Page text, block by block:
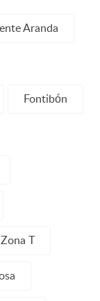
Aranda
Fontibón
Zona T